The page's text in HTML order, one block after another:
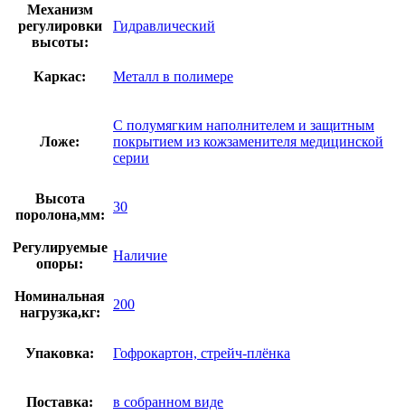
Механизм
регулировки
высоты:
Гидравлический
Каркас: Металл в полимере
Ложе:
С полумягким наполнителем и защитным
покрытием из кожзаменителя медицинской
серии
Высота
поролона,мм:
30
Регулируемые
опоры:
Наличие
Номинальная
нагрузка,кг:
200
Упаковка: Гофрокартон, стрейч-плёнка
Поставка: в собранном виде